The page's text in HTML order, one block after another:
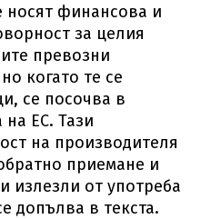
финансова и
за целия
превозни
когато те се
се посочва в
ЕС. Тази
на производителя
приемане и
излезли от употреба
допълва в текста.